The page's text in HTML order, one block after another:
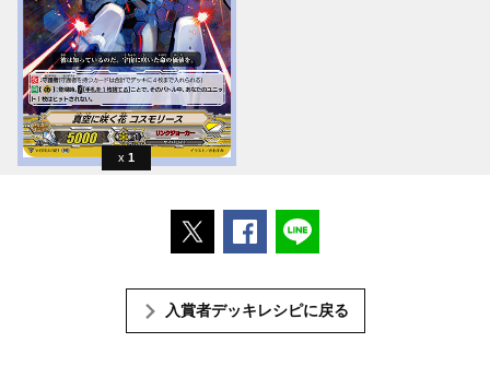
1
ポストするFacebookでシェアする
入賞者デッキレシピに戻る